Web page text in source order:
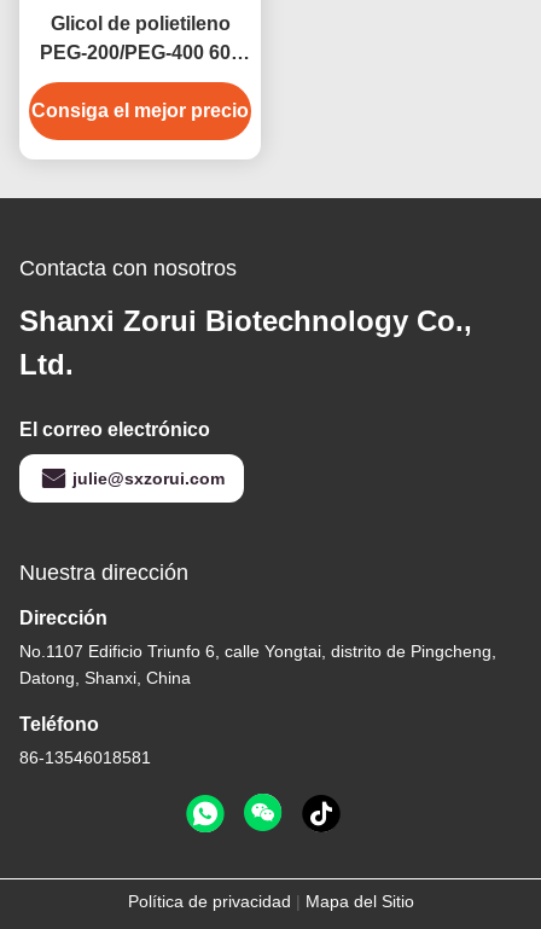
Glicol de polietileno
PEG-200/PEG-400 600
4000 6000 8000 CAS
25322-68-3
Consiga el mejor precio
Contacta con nosotros
Shanxi Zorui Biotechnology Co.,
Ltd.
El correo electrónico
julie@sxzorui.com
Nuestra dirección
Dirección
No.1107 Edificio Triunfo 6, calle Yongtai, distrito de Pingcheng,
Datong, Shanxi, China
Teléfono
86-13546018581
Política de privacidad | Mapa del Sitio